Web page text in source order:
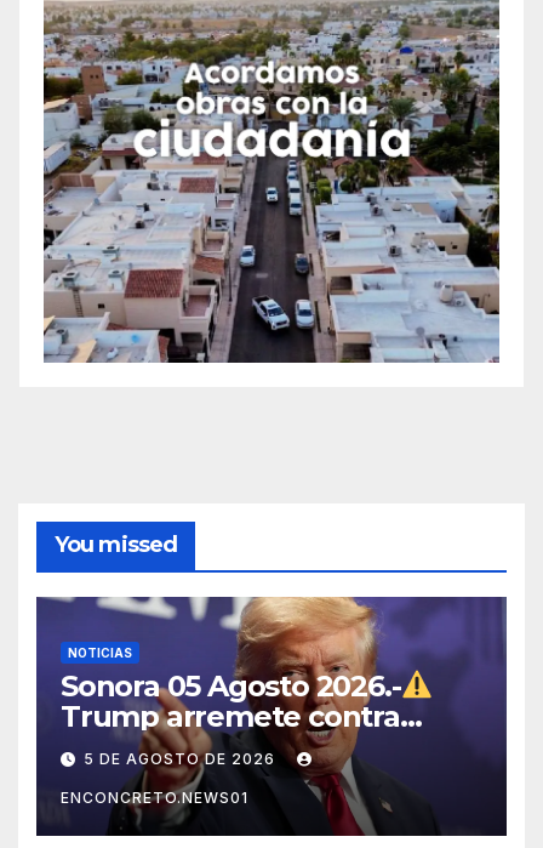
You missed
NOTICIAS
Sonora 05 Agosto 2026.-
Trump arremete contra
México, Canadá y otras
potencias por supuestos
abusos comerciales
5 DE AGOSTO DE 2026
ENCONCRETO.NEWS01